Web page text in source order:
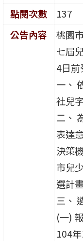
點閱次數
137
公告內容
桃園
七屆
4日前
一、
社兒
二、
表達
決策
市兒
選計
三、
(一)
104